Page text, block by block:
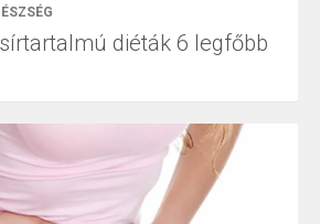
diéták 6 legfőbb